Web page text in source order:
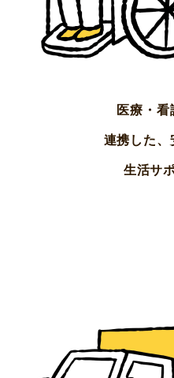
医療・看
連携した、
生活サ